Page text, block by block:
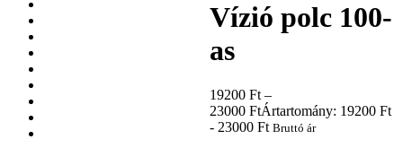
Vízió polc 100-
as
19200 Ft –
23000 FtÁrtartomány: 19200 Ft
- 23000 Ft Bruttó ár